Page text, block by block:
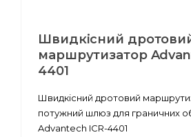
Швидкісний
маршрутизатор
4401
Швидкісний дротовий
потужний шлюз для граничних
Advantech ICR-4401